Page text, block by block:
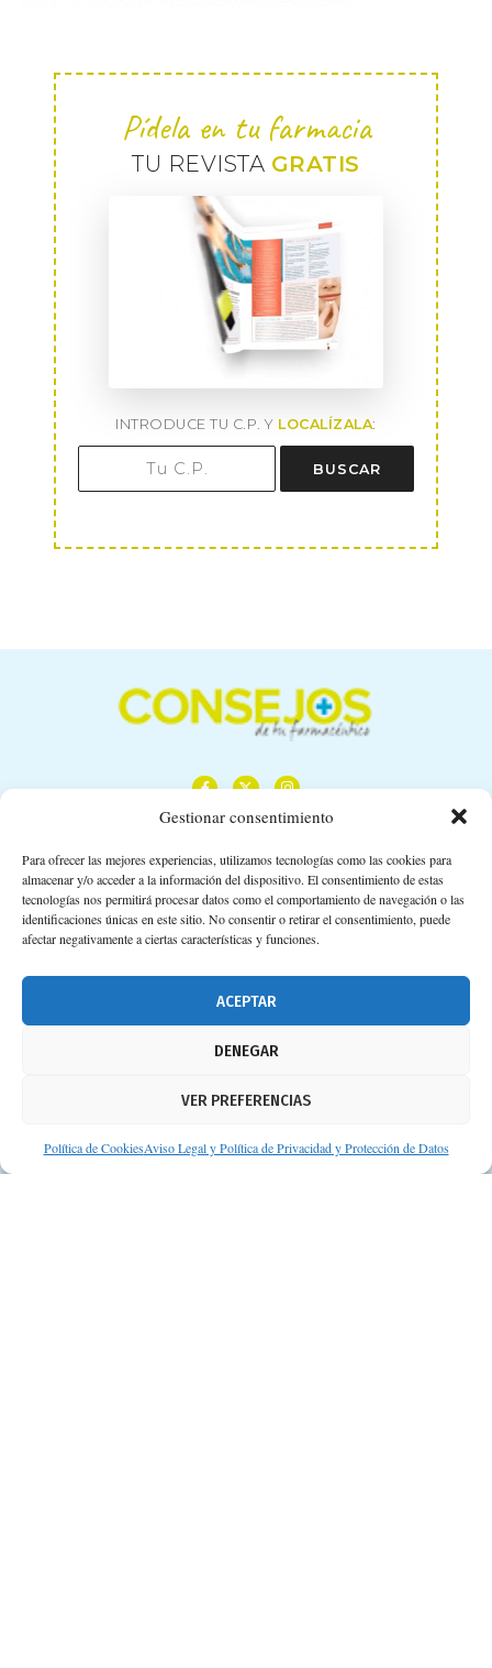
Gestionar consentimiento
Para ofrecer las mejores experiencias, utilizamos tecnologías como las cookies para
almacenar y/o acceder a la información del dispositivo. El consentimiento de estas
tecnologías nos permitirá procesar datos como el comportamiento de navegación o las
identificaciones únicas en este sitio. No consentir o retirar el consentimiento, puede
afectar negativamente a ciertas características y funciones.
ACEPTAR
DENEGAR
VER PREFERENCIAS
Política de CookiesAviso Legal y Política de Privacidad y Protección de Datos
Pídela en tu farmacia
TU REVISTA GRATIS
INTRODUCE TU C.P. Y LOCALÍZALA:
BUSCAR
Calle Camino de los Descubrimientos, 11,
Planta 3ª 41092 – Sevilla
674 02 62 03
Aviso legal
Protección de datos personales
Suscripción a Newsletter